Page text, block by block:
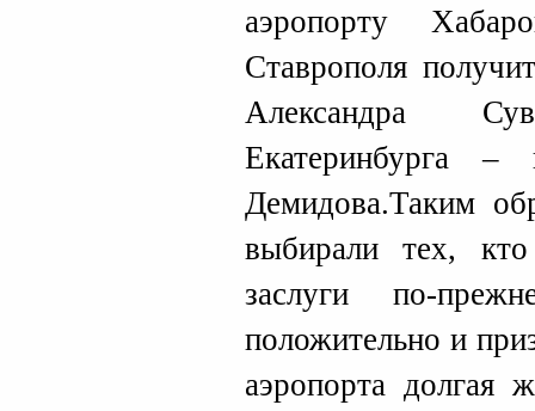
аэропорту
Ставрополя
Александра
Екатеринбурга –
Демидова.Таким
выбирали тех,
заслуги по-
положительно и
аэропорта долгая